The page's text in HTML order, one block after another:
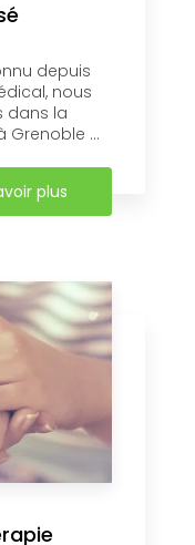
depuis
nous
dans la
Grenoble ...
plus